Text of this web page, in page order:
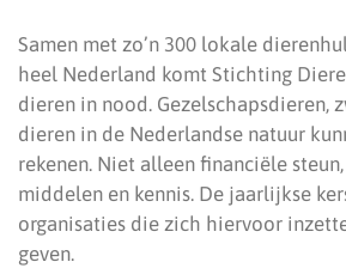
Samen met zo’n 300 lokale
heel Nederland komt Stichting
dieren in nood. Gezelschapsdieren,
dieren in de Nederlandse natuur
rekenen. Niet alleen financiële
middelen en kennis. De jaarlijkse
organisaties die zich hiervoor
geven.